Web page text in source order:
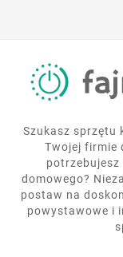
Szukasz sprzętu
Twojej firmie
domowego?
postaw na
powystawowe i